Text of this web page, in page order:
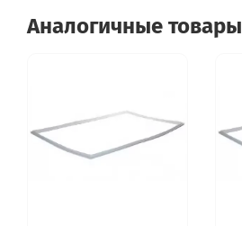
Аналогичные товары